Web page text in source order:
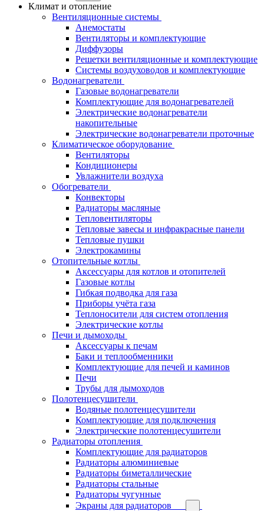
Климат и отопление
Вентиляционные системы
Анемостаты
Вентиляторы и комплектующие
Диффузоры
Решетки вентиляционные и комплектующие
Системы воздуховодов и комплектующие
Водонагреватели
Газовые водонагреватели
Комплектующие для водонагревателей
Электрические водонагреватели
накопительные
Электрические водонагреватели проточные
Климатическое оборудование
Вентиляторы
Кондиционеры
Увлажнители воздуха
Обогреватели
Конвекторы
Радиаторы масляные
Тепловентиляторы
Тепловые завесы и инфракрасные панели
Тепловые пушки
Электрокамины
Отопительные котлы
Аксессуары для котлов и отопителей
Газовые котлы
Гибкая подводка для газа
Приборы учёта газа
Теплоносители для систем отопления
Электрические котлы
Печи и дымоходы
Аксессуары к печам
Баки и теплообменники
Комплектующие для печей и каминов
Печи
Трубы для дымоходов
Полотенцесушители
Водяные полотенцесушители
Комплектующие для подключения
Электрические полотенцесушители
Радиаторы отопления
Комплектующие для радиаторов
Радиаторы алюминиевые
Радиаторы биметаллические
Радиаторы стальные
Радиаторы чугунные
Экраны для радиаторов